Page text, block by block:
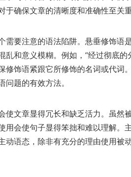
于确保文章的清晰度和准确性至关重
需要注意的语法陷阱。悬垂修饰语
乱和意义模糊。例如，“经过彻底
修饰语紧跟它所修饰的名词或代词
问题的有效方法。
使文章显得冗长和缺乏活力。虽然
用会使句子显得笨拙和难以理解。
动语态，除非有充分的理由使用被